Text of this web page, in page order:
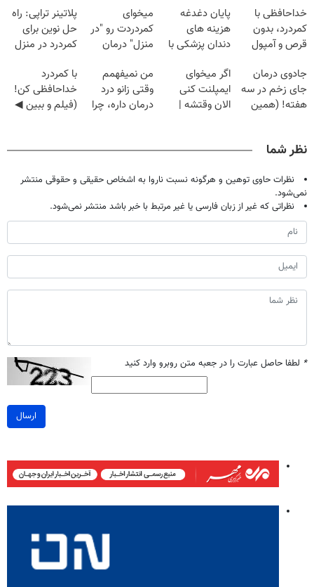
خداحافظی با
کمردرد، بدون
قرص و آمپول
پایان دغدغه
هزینه های
دندان پزشکی با
خانگی
میخوای
کمردردت رو "در
منزل" درمان
◂پرسش‌نامه)
پلاتینر تراپی: راه
حل نوین برای
کمردرد در منزل
جادوی درمان
جای زخم در سه
هفته! (همین
اگر میخوای
ایمپلنت کنی
الان وقتشه |
من نمیفهمم
وقتی زانو درد
درمان داره، چرا
با کمردرد
خداحافظی کن!
(فیلم و ببین ◀
نظر شما
نظرات حاوی توهین و هرگونه نسبت ناروا به اشخاص حقیقی و حقوقی منتشر
نمی‌شود.
نظراتی که غیر از زبان فارسی یا غیر مرتبط با خبر باشد منتشر نمی‌شود.
* لطفا حاصل عبارت را در جعبه متن روبرو وارد کنید
ارسال